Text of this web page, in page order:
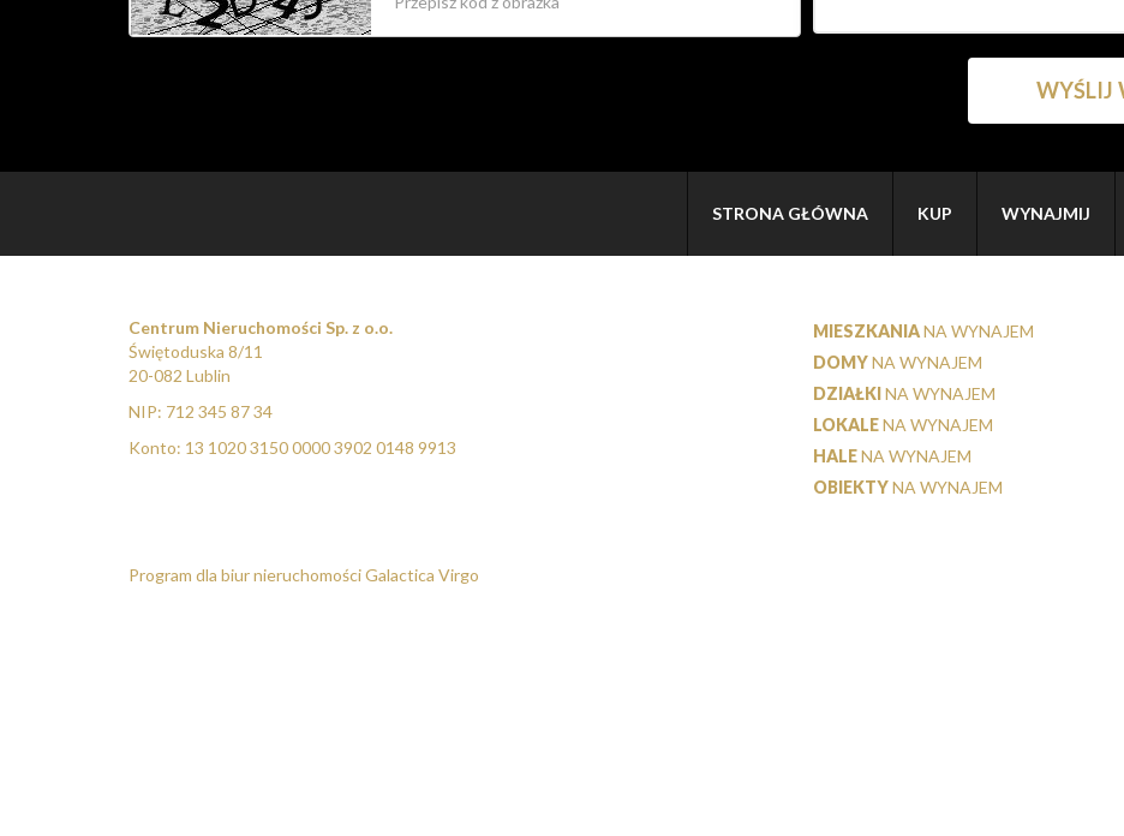
STRONA GŁÓWNA KUP WYNAJMIJ
Centrum Nieruchomości Sp. z o.o.
Świętoduska 8/11
20-082 Lublin
NIP: 712 345 87 34
Konto: 13 1020 3150 0000 3902 0148 9913
MIESZKANIANA WYNAJEM
DOMYNA WYNAJEM
DZIAŁKINA WYNAJEM
LOKALENA WYNAJEM
HALENA WYNAJEM
OBIEKTYNA WYNAJEM
Program dla biur nieruchomościGalactica Virgo